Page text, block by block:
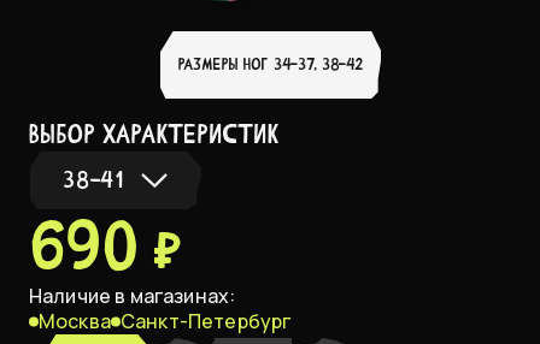
выбор характеристик
38-41
34-37
38-41 В НАЛИЧИИ
690 ₽
Наличие в магазинах:
Москва Санкт-Петербург
РАЗМЕРЫ НОГ 34-37, 38-42